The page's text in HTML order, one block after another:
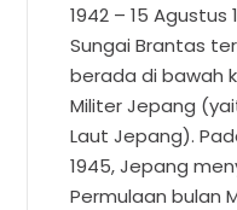
1942 – 15
Sungai Brantas
berada di bawah
Militer Jepang
Laut Jepang).
1945, Jepang
Permulaan bulan